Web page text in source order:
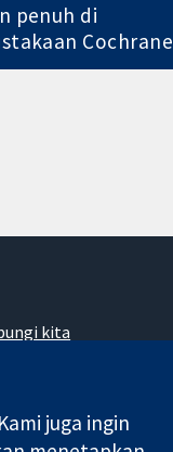
penuh di
Cochrane
kita
juga ingin